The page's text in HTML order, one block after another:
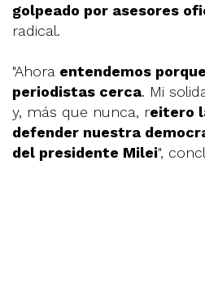
golpeado por asesores
radical.
"Ahora entendemos
periodistas cerca. Mi
y, más que nunca, reitero
defender nuestra
del presidente Milei",